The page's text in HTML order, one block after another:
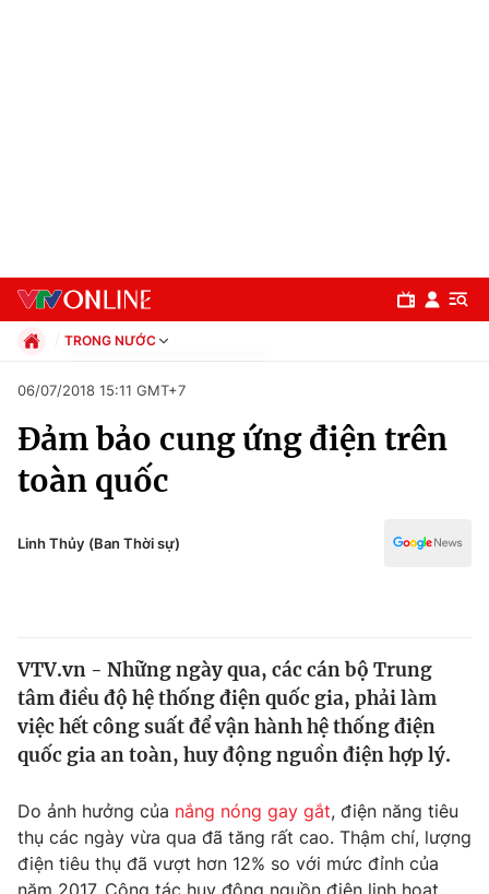
Chuyên mục
Chính trị
Y tế
Thế giới
Thế giới đó đây
Câu chuyện quốc tế
Kinh tế
Tài chính
Dữ liệu và đời sống
TRONG NƯỚC
Xã hội
Pháp luật
Thể thao
Văn hóa - Giải trí
Giáo dục
06/07/2018 15:11 GMT+7
Đảm bảo cung ứng điện trên
toàn quốc
Linh Thủy (Ban Thời sự)
VTV.vn - Những ngày qua, các cán bộ Trung
tâm điều độ hệ thống điện quốc gia, phải làm
việc hết công suất để vận hành hệ thống điện
quốc gia an toàn, huy động nguồn điện hợp lý.
Do ảnh hưởng của nắng nóng gay gắt, điện năng tiêu
thụ các ngày vừa qua đã tăng rất cao. Thậm chí, lượng
điện tiêu thụ đã vượt hơn 12% so với mức đỉnh của
năm 2017. Công tác huy động nguồn điện linh hoạt,